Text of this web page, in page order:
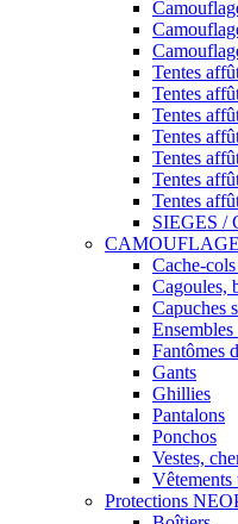
Tentes
Tentes
Tentes
Tentes
Tentes
Tentes
Tentes
SIEGES /
Cache-
Cagoules,
Capuches
Fantômes
Gants
Ghillies
Pantalons
Ponchos
Vestes,
Vêtements
Protections